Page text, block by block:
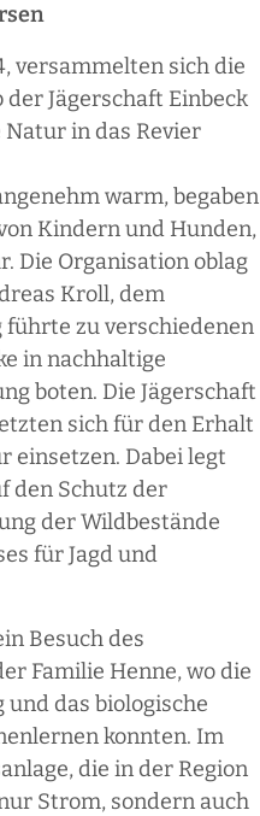
versammelten sich die
Jägerschaft Einbeck
in das Revier
warm, begaben
Kindern und Hunden,
Die Organisation oblag
Kroll, dem
führte zu verschiedenen
in nachhaltige
boten. Die Jägerschaft
sich für den Erhalt
einsetzen. Dabei legt
den Schutz der
der Wildbestände
für Jagd und
Besuch des
Familie Henne, wo die
das biologische
konnten. Im
die in der Region
Strom, sondern auch